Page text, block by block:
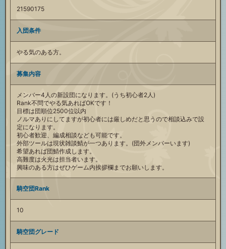
21590175
入団条件
やる気のある方。
募集内容
メンバー4人の新設団になります。(うち初心者2人)
Rank不問でやる気あればOKです！
目標は団順位2500位以内
ノルマありにしてますが初心者には厳しめだと思うので相談込みで設
定になります。
初心者歓迎、編成相談なども可能です。
外部ツールは現状雑談鯖が一つあります。(団外メンバーいます)
希望あれば団鯖作成します。
高難度は火光は担当者います。
興味のある方はぜひゲーム内挨拶欄までお願いします。
騎空団Rank
10
騎空団グレード